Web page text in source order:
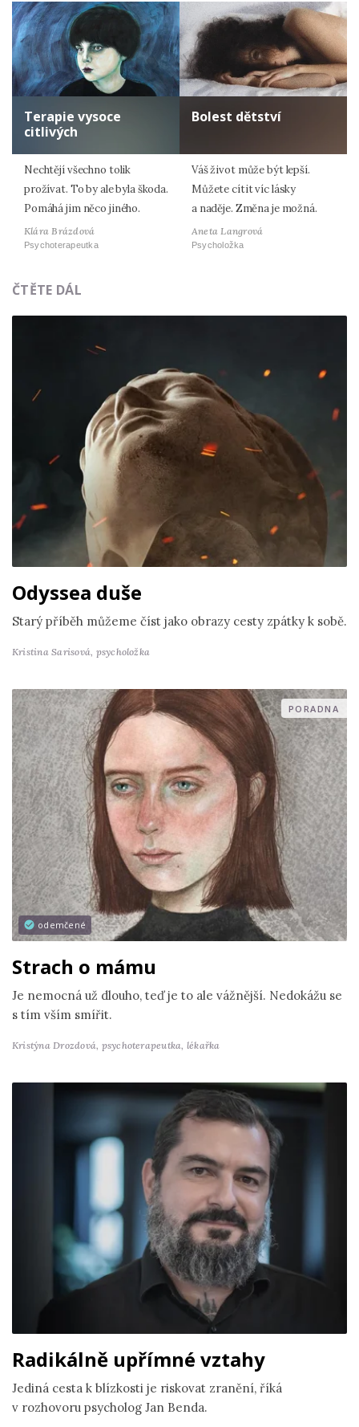
Terapie vysoce
citlivých
Nechtějí všechno tolik
prožívat. To by ale byla škoda.
Pomáhá jim něco jiného.
Klára Brázdová
Psychoterapeutka
Bolest dětství
Váš život může být lepší.
Můžete cítit víc lásky
a naděje. Změna je možná.
Aneta Langrová
Psycholožka
ČTĚTE DÁL
Odyssea duše
Starý příběh můžeme číst jako obrazy cesty zpátky k sobě.
Kristina Sarisová, psycholožka
odemčené
PORADNA
Strach o mámu
Je nemocná už dlouho, teď je to ale vážnější. Nedokážu se
s tím vším smířit.
Kristýna Drozdová, psychoterapeutka, lékařka
Radikálně upřímné vztahy
Jediná cesta k blízkosti je riskovat zranění, říká
v rozhovoru psycholog Jan Benda.